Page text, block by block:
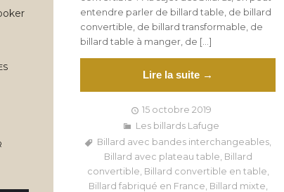
entendre parler de billard table, de billard
convertible, de billard transformable, de
billard table à manger, de […]
Lire la suite →
15 octobre 2019
Les billards Lafuge
Billard avec bandes interchangeables
Billard avec plateau table Billard
convertible Billard convertible en table
Billard fabriqué en France Billard mixte